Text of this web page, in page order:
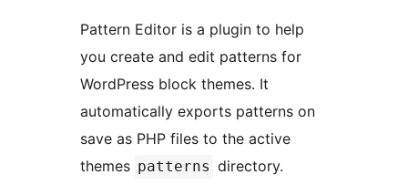
Pattern Editor is a plugin to help
you create and edit patterns for
WordPress block themes. It
automatically exports patterns on
save as PHP files to the active
themes patterns directory.